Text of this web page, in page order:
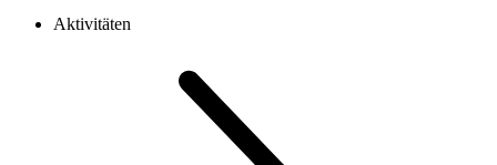
Aktivitäten